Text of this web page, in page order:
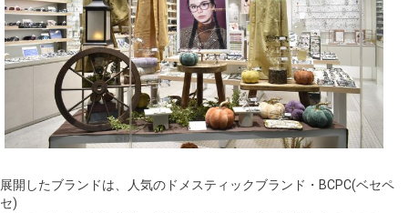
展開したブランドは、人気のドメスティックブランド・BCPC(ベセペ
セ)